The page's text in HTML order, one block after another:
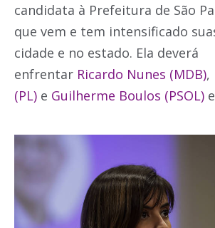
candidata à Prefeitura de São
que vem e tem intensificado
cidade e no estado. Ela deverá
enfrentar Ricardo Nunes (MDB),
(PL) e Guilherme Boulos (PSOL)